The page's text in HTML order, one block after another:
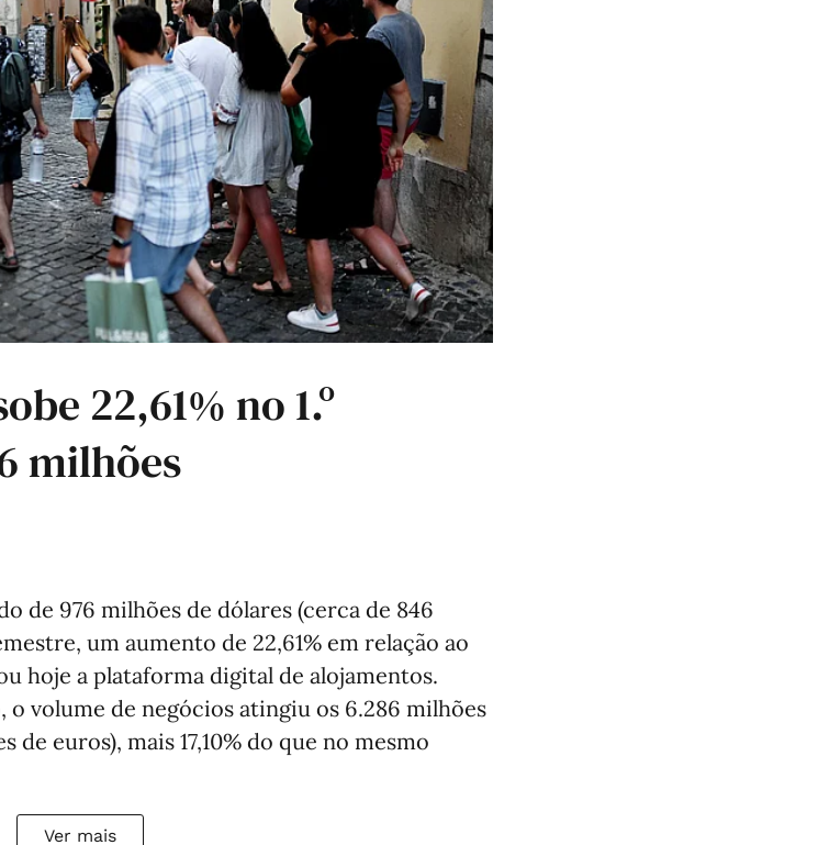
22,61% no 1.º
milhões
de 976 milhões de dólares (cerca de 846
um aumento de 22,61% em relação ao
hoje a plataforma digital de alojamentos.
o volume de negócios atingiu os 6.286 milhões
de euros), mais 17,10% do que no mesmo
Ver mais